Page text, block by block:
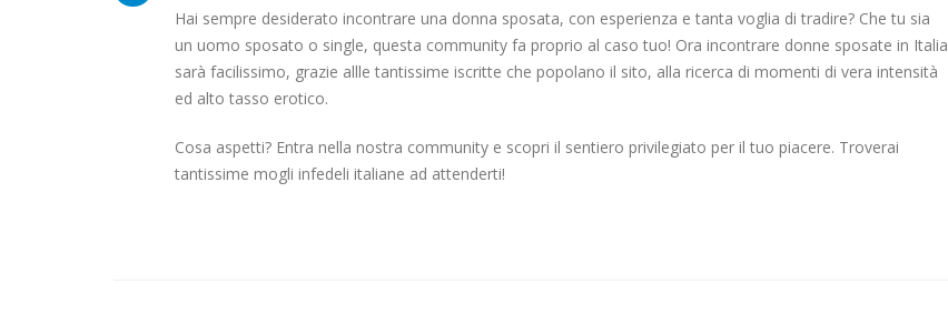
Hai sempre desiderato incontrare una donna sposata, con esperienza e tanta voglia di tradire? Che tu sia
un uomo sposato o single, questa community fa proprio al caso tuo! Ora incontrare donne sposate in Italia
sarà facilissimo, grazie allle tantissime iscritte che popolano il sito, alla ricerca di momenti di vera intensità
ed alto tasso erotico.
Cosa aspetti? Entra nella nostra community e scopri il sentiero privilegiato per il tuo piacere. Troverai
tantissime mogli infedeli italiane ad attenderti!